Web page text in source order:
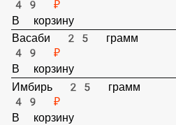
Соевый соус 30 грамм
49 ₽
В корзину
Васаби 25 грамм
49 ₽
В корзину